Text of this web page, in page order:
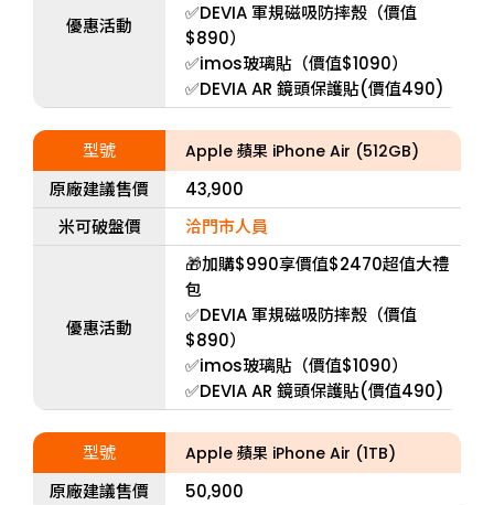
優惠活動
✅DEVIA 軍規磁吸防摔殼（價值
$890）
✅imos玻璃貼（價值$1090）
✅DEVIA AR 鏡頭保護貼(價值490)
型號 Apple 蘋果 iPhone Air (512GB)
原廠建議售價
43,900
米可破盤價
洽門市人員
優惠活動
🎁加購$990享價值$2470超值大禮
包
✅DEVIA 軍規磁吸防摔殼（價值
$890）
✅imos玻璃貼（價值$1090）
✅DEVIA AR 鏡頭保護貼(價值490)
型號 Apple 蘋果 iPhone Air (1TB)
原廠建議售價
50,900